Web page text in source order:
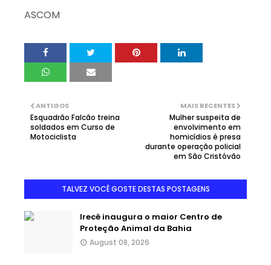
ASCOM
MAIS RECENTES
Mulher suspeita de
envolvimento em
homicídios é presa
durante operação policial
em São Cristóvão
ANTIGOS
Esquadrão Falcão treina
soldados em Curso de
Motociclista
TALVEZ VOCÊ GOSTE DESTAS POSTAGENS
Irecê inaugura o maior Centro de
Proteção Animal da Bahia
August 08, 2026